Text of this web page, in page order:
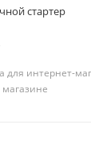
стартер
для интернет-